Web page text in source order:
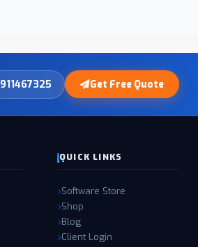
Get Free Quote
QUICK LINKS
Software Store
Shop
Blog
Client Login